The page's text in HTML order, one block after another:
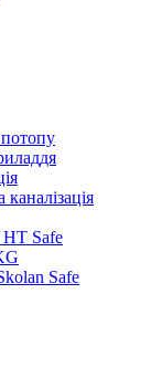
HT Safe
Safe